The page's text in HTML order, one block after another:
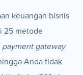
keuangan bisnis
25 metode
payment gateway
Anda tidak